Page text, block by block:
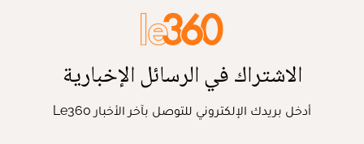
الاشتراك في الرسائل الإخبارية
أدخل بريدك الإلكتروني للتوصل بآخر الأخبار Le360